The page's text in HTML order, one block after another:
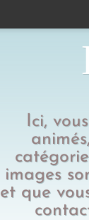
Ici,
images
et que